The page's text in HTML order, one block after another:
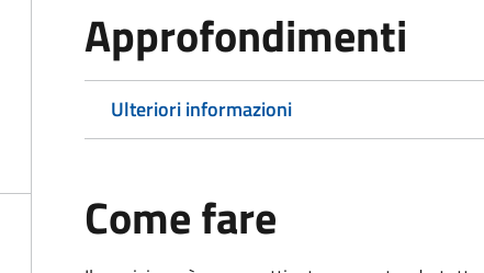
Approfondimenti
Ulteriori informazioni
Come fare